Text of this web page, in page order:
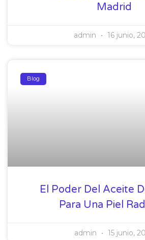
Madrid
admin 16 junio,
Blog
El Poder Del Aceite
Para Una Piel
admin 15 junio,